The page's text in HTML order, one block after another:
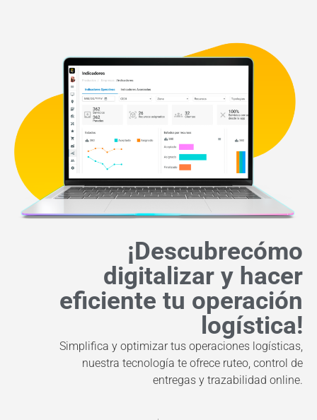
¡Descubrecómo
digitalizar y hacer
eficiente tu operación
logística!
Simplifica y optimizar tus operaciones logísticas,
nuestra tecnología te ofrece ruteo, control de
entregas y trazabilidad online.